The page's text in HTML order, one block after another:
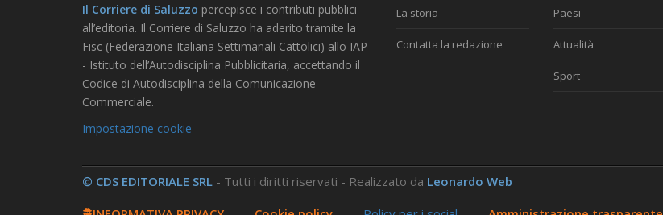
Il Corriere di Saluzzo percepisce i contributi pubblici
all’editoria. Il Corriere di Saluzzo ha aderito tramite la
Fisc (Federazione Italiana Settimanali Cattolici) allo IAP
- Istituto dell’Autodisciplina Pubblicitaria, accettando il
Codice di Autodisciplina della Comunicazione
Commerciale.
Impostazione cookie
La storia
Contatta la redazione
Paesi
Attualità
Sport
© CDS EDITORIALE SRL - Tutti i diritti riservati - Realizzato da Leonardo Web